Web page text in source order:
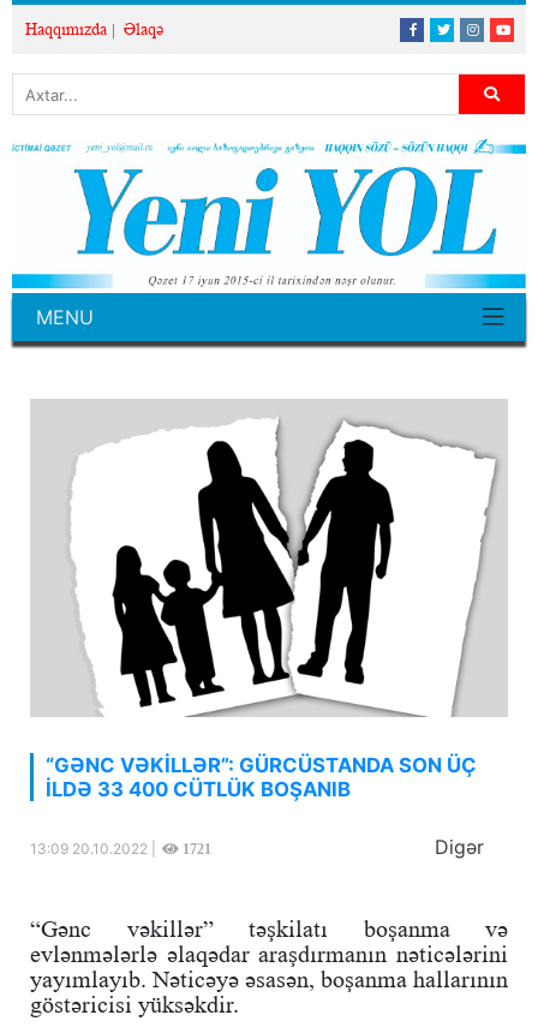
Haqqımızda Əlaqə
MENU
“GƏNC VƏKİLLƏR”: GÜRCÜSTANDA SON ÜÇ
İLDƏ 33 400 CÜTLÜK BOŞANIB
13:09 20.10.2022 | 1721 Digər
“Gənc vəkillər” təşkilatı boşanma və
evlənmələrlə əlaqədar araşdırmanın nəticələrini
yayımlayıb. Nəticəyə əsasən, boşanma hallarının
göstəricisi yüksəkdir.